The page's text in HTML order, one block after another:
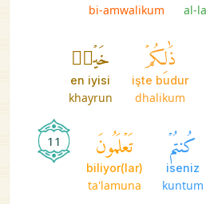
al-
bi-amwalikum
ذَٰلِكُمۡ
işte budur
dhalikum
خَيۡرٞ
en iyisi
khayrun
كُنتُمۡ
iseniz
kuntum
تَعۡلَمُونَ
biliyor(lar)
ta'lamuna
11